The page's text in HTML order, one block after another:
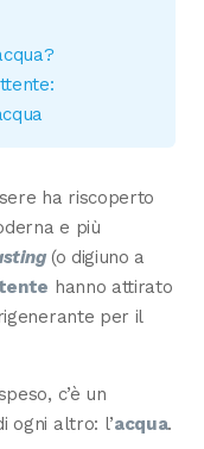
ha riscoperto
e più
(o digiuno a
hanno attirato
per il
c’è un
ogni altro: l’acqua.